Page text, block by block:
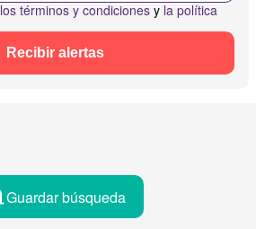
los términos y condiciones y la política
Recibir alertas
Guardar búsqueda